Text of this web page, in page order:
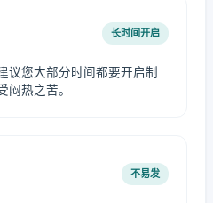
长时间开启
议您大部分时间都要开启制
闷热之苦。
不易发